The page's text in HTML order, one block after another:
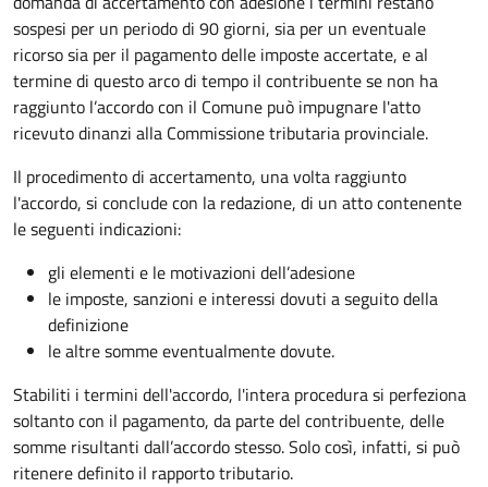
sospesi per un periodo di 90 giorni, sia per un eventuale
ricorso sia per il pagamento delle imposte accertate, e al
termine di questo arco di tempo il contribuente se non ha
raggiunto l’accordo con il Comune può impugnare l'atto
ricevuto dinanzi alla Commissione tributaria provinciale.
Il procedimento di accertamento, una volta raggiunto
l'accordo, si conclude con la redazione, di un atto contenente
le seguenti indicazioni:
gli elementi e le motivazioni dell’adesione
le imposte, sanzioni e interessi dovuti a seguito della
definizione
le altre somme eventualmente dovute.
Stabiliti i termini dell'accordo, l'intera procedura si perfeziona
soltanto con il pagamento, da parte del contribuente, delle
somme risultanti dall’accordo stesso. Solo così, infatti, si può
ritenere definito il rapporto tributario.